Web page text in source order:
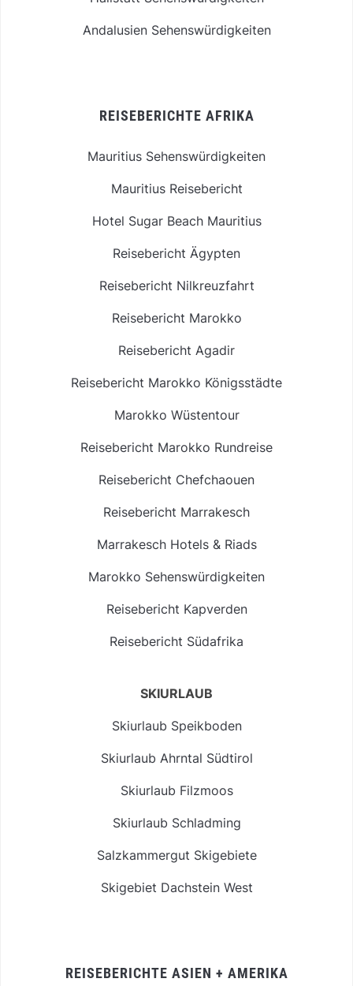
Andalusien Sehenswürdigkeiten
REISEBERICHTE AFRIKA
Mauritius Sehenswürdigkeiten
Mauritius Reisebericht
Hotel Sugar Beach Mauritius
Reisebericht Ägypten
Reisebericht Nilkreuzfahrt
Reisebericht Marokko
Reisebericht Agadir
Reisebericht Marokko Königsstädte
Marokko Wüstentour
Reisebericht Marokko Rundreise
Reisebericht Chefchaouen
Reisebericht Marrakesch
Marrakesch Hotels & Riads
Marokko Sehenswürdigkeiten
Reisebericht Kapverden
Reisebericht Südafrika
SKIURLAUB
Skiurlaub Speikboden
Skiurlaub Ahrntal Südtirol
Skiurlaub Filzmoos
Skiurlaub Schladming
Salzkammergut Skigebiete
Skigebiet Dachstein West
REISEBERICHTE ASIEN + AMERIKA